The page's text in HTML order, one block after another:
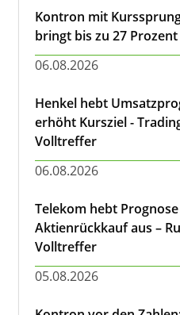
Kontron mit
bringt bis zu 27
06.08.2026
Henkel hebt
erhöht Kursziel -
Volltreffer
06.08.2026
Telekom hebt
Aktienrückkauf aus –
Volltreffer
05.08.2026